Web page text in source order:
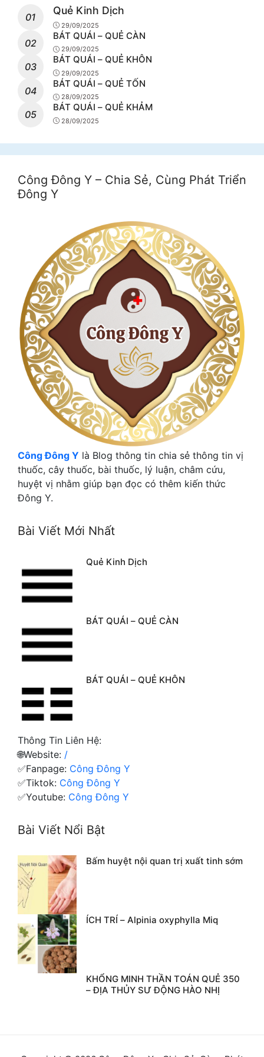
Quẻ Kinh Dịch
29/09/2025
BÁT QUÁI – QUẺ CÀN
29/09/2025
BÁT QUÁI – QUẺ KHÔN
29/09/2025
BÁT QUÁI – QUẺ TỐN
28/09/2025
BÁT QUÁI – QUẺ KHẢM
28/09/2025
Công Đông Y – Chia Sẻ, Cùng Phát Triển
Đông Y
Công Đông Y là Blog thông tin chia sẻ thông tin vị
thuốc, cây thuốc, bài thuốc, lý luận, châm cứu,
huyệt vị nhằm giúp bạn đọc có thêm kiến thức
Đông Y.
Bài Viết Mới Nhất
Quẻ Kinh Dịch
BÁT QUÁI – QUẺ CÀN
BÁT QUÁI – QUẺ KHÔN
Thông Tin Liên Hệ:
🌐Website: /
✅Fanpage: Công Đông Y
✅Tiktok: Công Đông Y
✅Youtube: Công Đông Y
Bài Viết Nổi Bật
Bấm huyệt nội quan trị xuất tinh sớm
ÍCH TRÍ – Alpinia oxyphylla Miq
KHỔNG MINH THẦN TOÁN QUẺ 350
– ĐỊA THỦY SƯ ĐỘNG HÀO NHỊ